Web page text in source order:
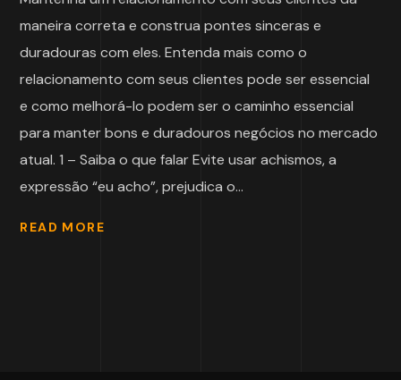
maneira correta e construa pontes sinceras e
duradouras com eles. Entenda mais como o
relacionamento com seus clientes pode ser essencial
e como melhorá-lo podem ser o caminho essencial
para manter bons e duradouros negócios no mercado
atual. 1 – Saiba o que falar Evite usar achismos, a
expressão “eu acho”, prejudica o...
READ MORE